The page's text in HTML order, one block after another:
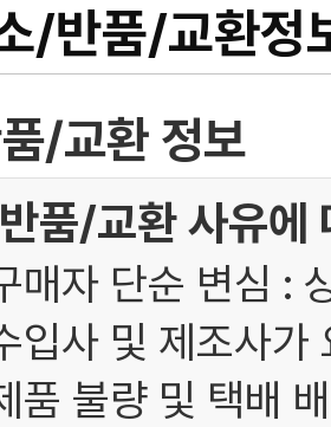
/반품/교환정
/교환 정보
품/교환 사유에
매자 단순 변심 :
입사 및 제조사가
품 불량 및 택배